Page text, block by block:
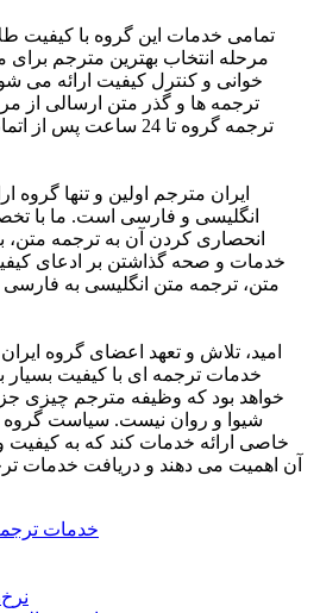
تمامی خدمات این گروه با کیفیت
مرحله انتخاب بهترین مترجم برای
خوانی و کنترل کیفیت ارائه می
ترجمه ها و گذر متن ارسالی از
ترجمه گروه تا 24 ساعت
ایران مترجم اولین و تنها
انگلیسی و فارسی است. ما با
انحصاری کردن آن به ترجمه متن،
خدمات و صحه گذاشتن بر ادعای
متن، ترجمه متن انگلیسی به
امید، تلاش و تعهد اعضای گروه
خدمات ترجمه ای با کیفیت بسیار
خواهد بود که وظیفه مترجم چیزی جز
شیوا و روان نیست. سیاست گروه
خاصی ارائه خدمات کند که به کیفیت
آن اهمیت می دهند و دریافت خدمات
خدمات